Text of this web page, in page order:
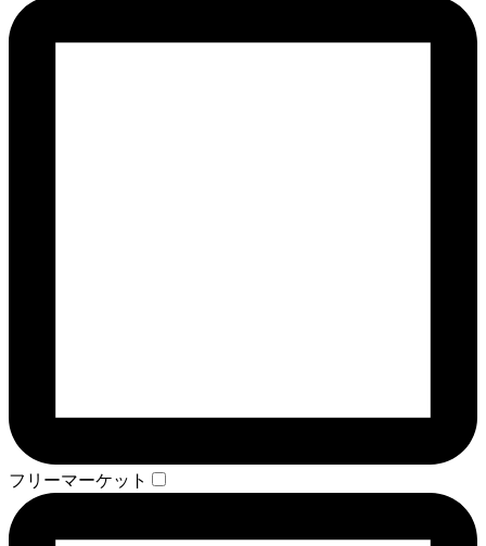
フリーマーケット